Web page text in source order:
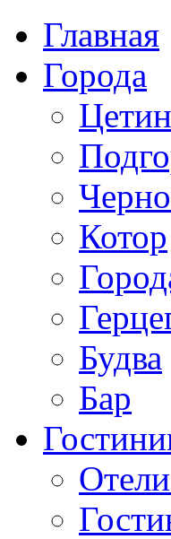
Главная
Города
Котор
Будва
Бар